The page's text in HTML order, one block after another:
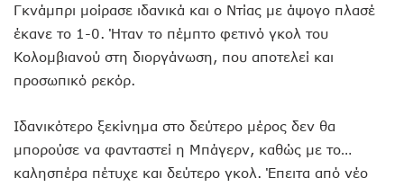
Γκνάμπρι μοίρασε ιδανικά και ο Ντίας με άψογο πλασέ
έκανε το 1-0. Ήταν το πέμπτο φετινό γκολ του
Κολομβιανού στη διοργάνωση, που αποτελεί και
προσωπικό ρεκόρ.
Ιδανικότερο ξεκίνημα στο δεύτερο μέρος δεν θα
μπορούσε να φανταστεί η Μπάγερν, καθώς με το…
καλησπέρα πέτυχε και δεύτερο γκολ. Έπειτα από νέο